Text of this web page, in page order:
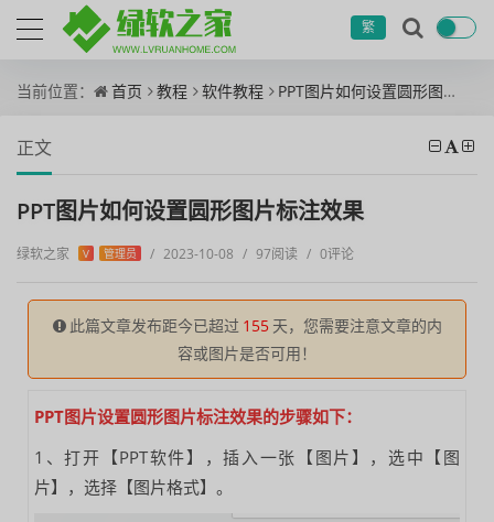
繁
当前位置： 首页 教程 软件教程 PPT图片如何设置圆形图片标注效果
正文
PPT图片如何设置圆形图片标注效果
绿软之家 V 管理员 / 2023-10-08 / 97阅读 / 0评论
此篇文章发布距今已超过 155 天，您需要注意文章的内
容或图片是否可用！
PPT图片设置圆形图片标注效果的步骤如下：
1、打开【PPT软件】，插入一张【图片】，选中【图
片】，选择【图片格式】。